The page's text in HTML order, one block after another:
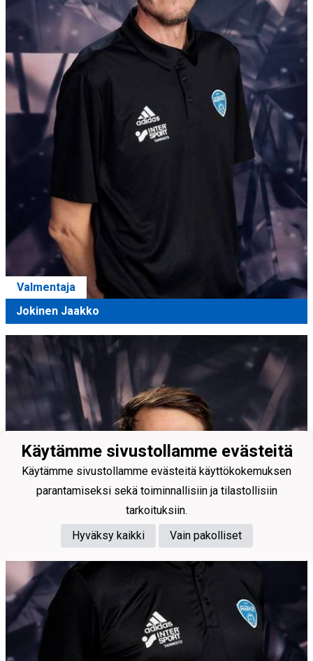
Valmentaja
Jokinen Jaakko
Käytämme sivustollamme evästeitä
Käytämme sivustollamme evästeitä käyttökokemuksen
parantamiseksi sekä toiminnallisiin ja tilastollisiin
tarkoituksiin.
Hyväksy kaikki
Vain pakolliset